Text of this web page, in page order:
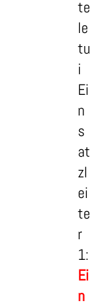
te
le
tu
i
Ei
n
s
at
zl
ei
te
r
1:
Ei
n